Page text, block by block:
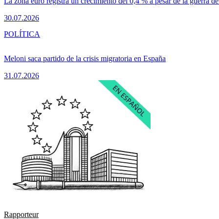
30.07.2026
Meloni saca partido de la crisis migratoria en España
31.07.2026
POLÍTICA
Rapporteur